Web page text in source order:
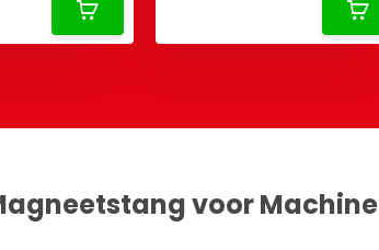
voor Machine